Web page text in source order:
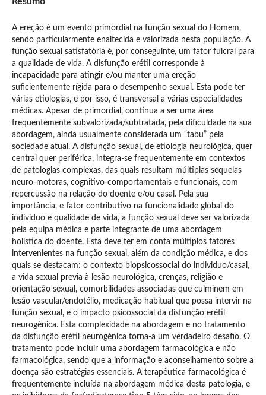
A ereção é um evento primordial na função sexual do Homem,
sendo particularmente enaltecida e valorizada nesta população. A
função sexual satisfatória é, por conseguinte, um fator fulcral para
a qualidade de vida. A disfunção erétil corresponde à
incapacidade para atingir e/ou manter uma ereção
suficientemente rígida para o desempenho sexual. Esta pode ter
várias etiologias, e por isso, é transversal a várias especialidades
médicas. Apesar de primordial, continua a ser uma área
frequentemente subvalorizada/subtratada, pela dificuldade na sua
abordagem, ainda usualmente considerada um “tabu” pela
sociedade atual. A disfunção sexual, de etiologia neurológica, quer
central quer periférica, integra-se frequentemente em contextos
de patologias complexas, das quais resultam múltiplas sequelas
neuro-motoras, cognitivo-comportamentais e funcionais, com
repercussão na relação do doente e/ou casal. Pela sua
importância, e fator contributivo na funcionalidade global do
individuo e qualidade de vida, a função sexual deve ser valorizada
pela equipa médica e parte integrante de uma abordagem
holística do doente. Esta deve ter em conta múltiplos fatores
intervenientes na função sexual, além da condição médica, e dos
quais se destacam: o contexto biopsicossocial do individuo/casal,
a vida sexual previa à lesão neurológica, crenças, religião e
orientação sexual, comorbilidades associadas que culminem em
lesão vascular/endotélio, medicação habitual que possa intervir na
função sexual, e o impacto psicossocial da disfunção erétil
neurogénica. Esta complexidade na abordagem e no tratamento
da disfunção erétil neurogénica torna-a um verdadeiro desafio. O
tratamento pode incluir uma abordagem farmacológica e não
farmacológica, sendo que a informação e aconselhamento sobre a
doença são estratégias essenciais. A terapêutica farmacológica é
frequentemente incluída na abordagem médica desta patologia, e